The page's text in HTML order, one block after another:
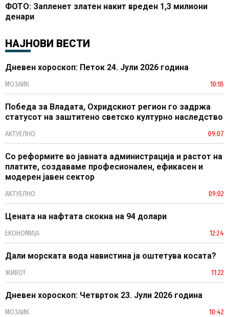
ФОТО: Запленет златен накит вреден 1,3 милиони
денари
НАЈНОВИ ВЕСТИ
Дневен хороскоп: Петок 24. Јули 2026 година
МОЗАИК 10:18
Победа за Владата, Охридскиот регион го задржа
статусот на заштитено светско културно наследство
АКТУЕЛНО 09:07
Со реформите во јавната администрација и растот на
платите, создаваме професионален, ефикасен и
модерен јавен сектор
АКТУЕЛНО 09:02
Цената на нафтата скокна на 94 долари
ЕКОНОМИЈА 12:24
Дали морската вода навистина ја оштетува косата?
ЖИВОТ 11:22
Дневен хороскоп: Четврток 23. Јули 2026 година
МОЗАИК 10:42